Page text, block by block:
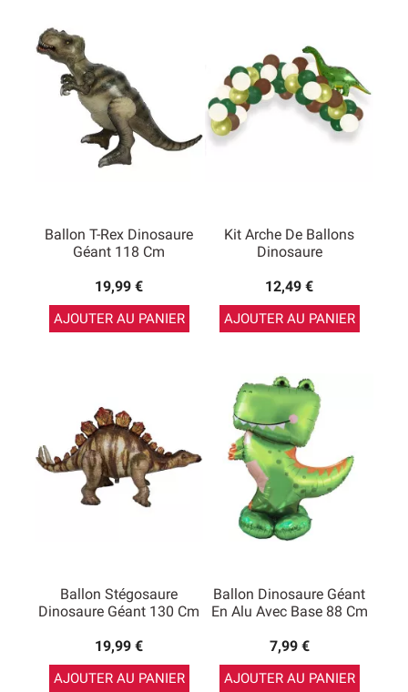
Ballon T-Rex Dinosaure
Géant 118 Cm
19,99 €
AJOUTER AU PANIER
Kit Arche De Ballons
Dinosaure
12,49 €
AJOUTER AU PANIER
Ballon Stégosaure
Dinosaure Géant 130 Cm
19,99 €
AJOUTER AU PANIER
Ballon Dinosaure Géant
En Alu Avec Base 88 Cm
7,99 €
AJOUTER AU PANIER